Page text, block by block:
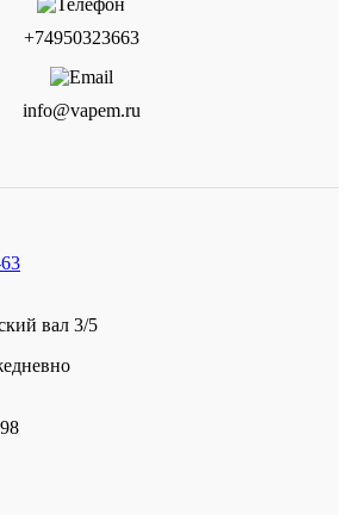
+74950323663
info@vapem.ru
вал 3/5